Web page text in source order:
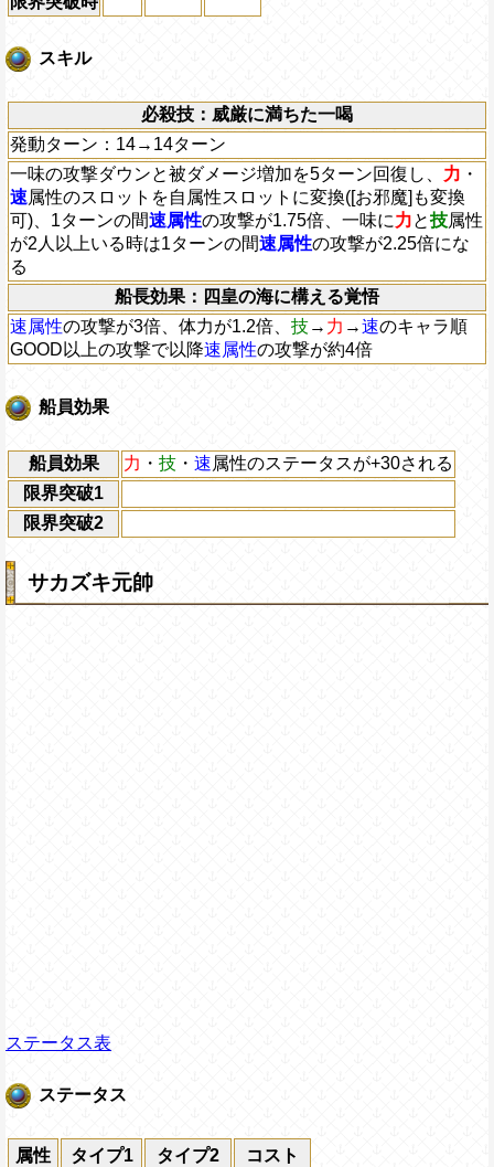
スキル
必殺技：威厳に満ちた一喝
発動ターン：14→14ターン
一味の攻撃ダウンと被ダメージ増加を5ターン回復し、 力 ・
速属性のスロットを自属性スロットに変換([お邪魔]も変換
可)、1ターンの間速属性の攻撃が1.75倍、一味に力と技属性
が2人以上いる時は1ターンの間速属性の攻撃が2.25倍にな
る
船長効果：四皇の海に構える覚悟
速属性の攻撃が3倍、体力が1.2倍、 技→ 力 →速のキャラ順
GOOD以上の攻撃で以降速属性の攻撃が約4倍
船員効果
船員効果 力 ・ 技 ・ 速属性のステータスが+30される
限界突破1
限界突破2
サカズキ元帥
ステータス表
ステータス
属性 タイプ1 タイプ2 コスト